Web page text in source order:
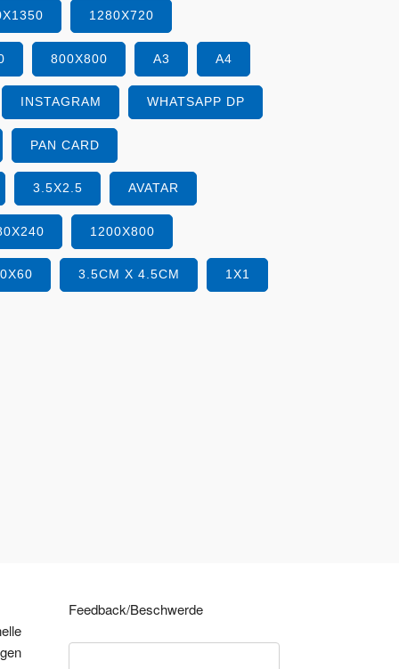
1280X720
800X800 A3 A4
INSTAGRAM WHATSAPP DP
PAN CARD
3.5X2.5 AVATAR
1200X800
3.5CM X 4.5CM 1X1
Feedback/Beschwerde